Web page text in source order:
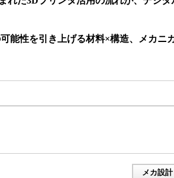
能性を引き上げる材料×構造、メカニ
メカ設計